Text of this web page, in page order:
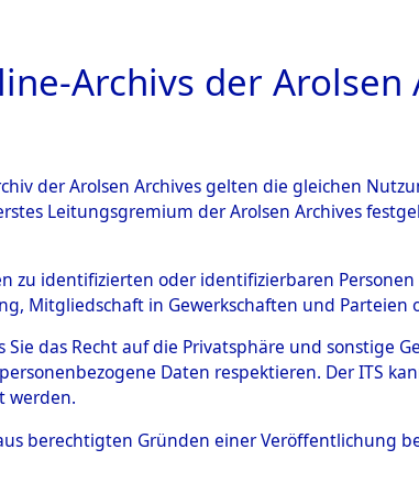
ARCHIVALE ÜBERSICHT BILD
Transport
Häftlinge in das
→0001
Archivs der Arolsen
der Arolsen Archives gelten die gleichen
Leitungsgremium der Arolsen Archives
zu identifizierten oder identifizierbaren
Mitgliedschaft in Gewerkschaften und
das Recht auf die Privatsphäre und sonstige
Daten respektieren. Der ITS
werden.
berechtigten Gründen einer Veröffentlichung